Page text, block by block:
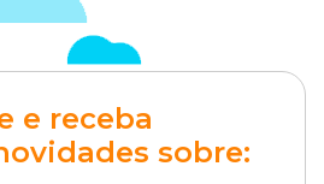
e receba
sobre: